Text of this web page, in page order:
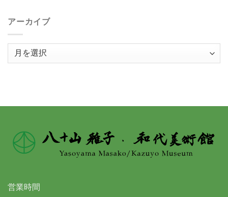
アーカイブ
営業時間